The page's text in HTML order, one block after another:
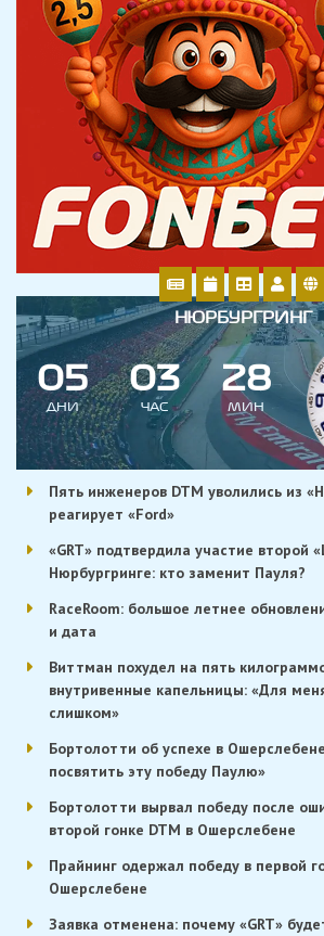
НЮРБУРГРИНГ
05
ДНИ
03
ЧАС
27
8
МИН
Пять инженеров DTM уволились из
реагирует «Ford»
«GRT» подтвердила участие второй
Нюрбургринге: кто заменит Пауля?
RaceRoom: большое летнее
и дата
Виттман похудел на пять
внутривенные капельницы: «Для
слишком»
Бортолотти об успехе в
посвятить эту победу Паулю»
Бортолотти вырвал победу после
второй гонке DTM в Ошерслебене
Прайнинг одержал победу в первой
Ошерслебене
Заявка отменена: почему «GRT»